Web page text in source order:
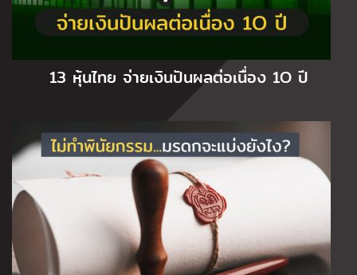
13 หุ้นไทย จ่ายเงินปันผลต่อเนื่อง 1O ปี